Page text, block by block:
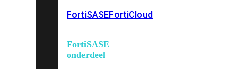
FortiSASEFortiCloud
FortiSASE
onderdeel